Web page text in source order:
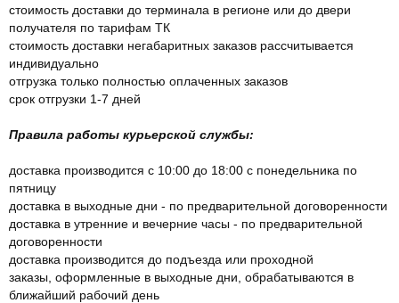
стоимость доставки до терминала в регионе или до двери
получателя по тарифам ТК
стоимость доставки негабаритных заказов рассчитывается
индивидуально
отгрузка только полностью оплаченных заказов
срок отгрузки 1-7 дней
Правила работы курьерской службы:
доставка производится с 10:00 до 18:00 с понедельника по
пятницу
доставка в выходные дни - по предварительной договоренности
доставка в утренние и вечерние часы - по предварительной
договоренности
доставка производится до подъезда или проходной
заказы, оформленные в выходные дни, обрабатываются в
ближайший рабочий день